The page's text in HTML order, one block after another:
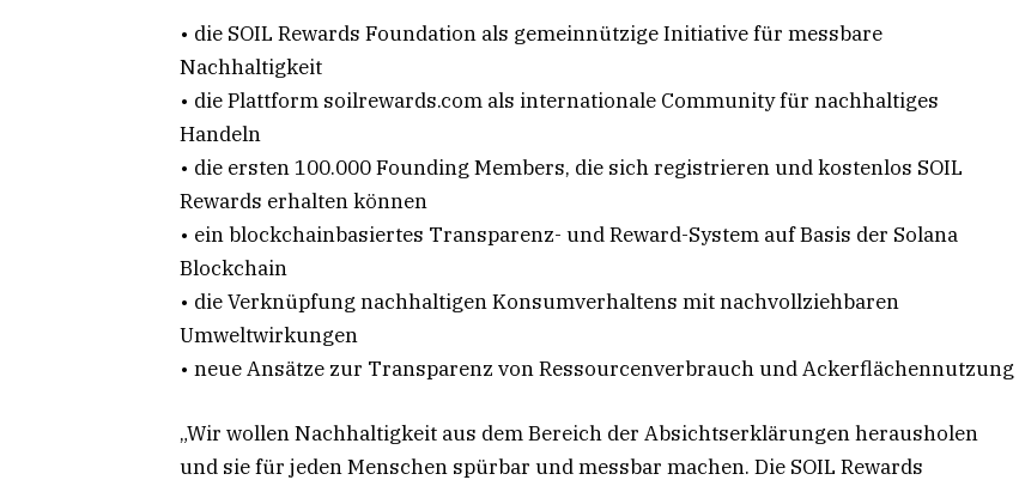
• die SOIL Rewards Foundation als gemeinnützige Initiative für messbare
Nachhaltigkeit
• die Plattform soilrewards.com als internationale Community für nachhaltiges
Handeln
• die ersten 100.000 Founding Members, die sich registrieren und kostenlos SOIL
Rewards erhalten können
• ein blockchainbasiertes Transparenz- und Reward-System auf Basis der Solana
Blockchain
• die Verknüpfung nachhaltigen Konsumverhaltens mit nachvollziehbaren
Umweltwirkungen
• neue Ansätze zur Transparenz von Ressourcenverbrauch und Ackerflächennutzung
„Wir wollen Nachhaltigkeit aus dem Bereich der Absichtserklärungen herausholen
und sie für jeden Menschen spürbar und messbar machen. Die SOIL Rewards